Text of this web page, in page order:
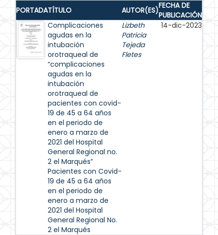
PORTADATÍTULO AUTOR(ES)FECHA DE
PUBLICACIÓN
Complicaciones
agudas en la
intubación
orotraqueal de
“complicaciones
agudas en la
intubación
orotraqueal de
pacientes con covid-
19 de 45 a 64 años
en el periodo de
enero a marzo de
2021 del Hospital
General Regional no.
2 el Marqués”
Pacientes con Covid-
19 de 45 a 64 años
en el periodo de
enero a marzo de
2021 del Hospital
General Regional No.
2 el Marqués
Lizbeth
Patricia
Tejeda
Fletes
14-dic-2023